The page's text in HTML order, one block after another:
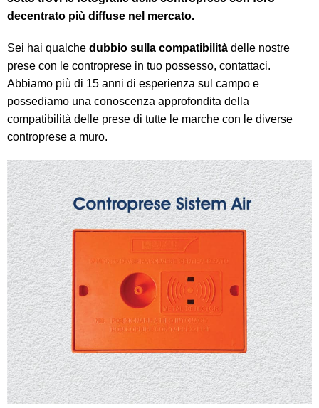
decentrato più diffuse nel mercato.
Sei hai qualche dubbio sulla compatibilità delle nostre
prese con le controprese in tuo possesso, contattaci.
Abbiamo più di 15 anni di esperienza sul campo e
possediamo una conoscenza approfondita della
compatibilità delle prese di tutte le marche con le diverse
controprese a muro.